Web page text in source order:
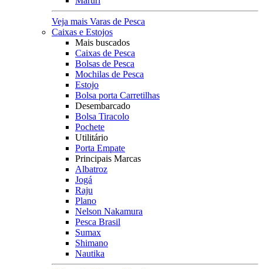
Veja mais Varas de Pesca
Caixas e Estojos
Mais buscados
Caixas de Pesca
Bolsas de Pesca
Mochilas de Pesca
Estojo
Bolsa porta Carretilhas
Desembarcado
Bolsa Tiracolo
Pochete
Utilitário
Porta Empate
Principais Marcas
Albatroz
Jogá
Raju
Plano
Nelson Nakamura
Pesca Brasil
Sumax
Shimano
Nautika